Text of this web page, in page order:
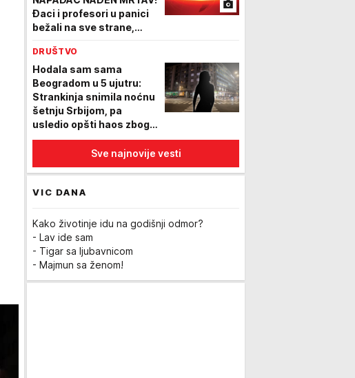
Đaci i profesori u panici
bežali na sve strane,
stradalo u pucnjavi, 15
ranjeno (FOTO)
DRUŠTVO
Hodala sam sama
Beogradom u 5 ujutru:
Strankinja snimila noćnu
šetnju Srbijom, pa
usledio opšti haos zbog
bezobraznog komentara
jednog Francuza!Sve najnovije vesti
VIC DANA
Kako životinje idu na godišnji odmor?
- Lav ide sam
- Tigar sa ljubavnicom
- Majmun sa ženom!